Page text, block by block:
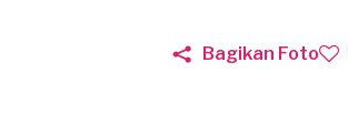
Bagikan Foto